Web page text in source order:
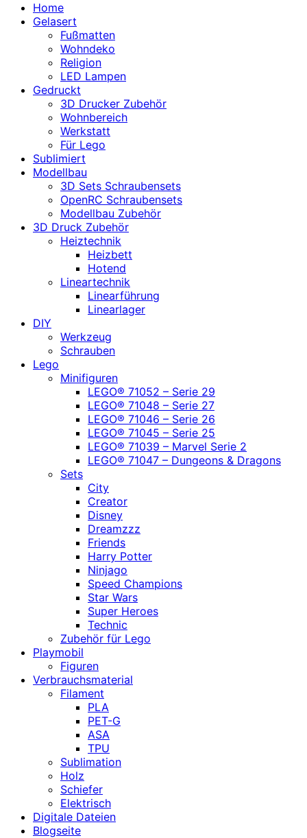
Home
Gelasert
Fußmatten
Wohndeko
Religion
LED Lampen
Gedruckt
3D Drucker Zubehör
Wohnbereich
Werkstatt
Für Lego
Sublimiert
Modellbau
3D Sets Schraubensets
OpenRC Schraubensets
Modellbau Zubehör
3D Druck Zubehör
Heiztechnik
Heizbett
Hotend
Lineartechnik
Linearführung
Linearlager
DIY
Werkzeug
Schrauben
Lego
Minifiguren
LEGO® 71052 – Serie 29
LEGO® 71048 – Serie 27
LEGO® 71046 – Serie 26
LEGO® 71045 – Serie 25
LEGO® 71039 – Marvel Serie 2
LEGO® 71047 – Dungeons & Dragons
Sets
City
Creator
Disney
Dreamzzz
Friends
Harry Potter
Ninjago
Speed Champions
Star Wars
Super Heroes
Technic
Zubehör für Lego
Playmobil
Figuren
Verbrauchsmaterial
Filament
PLA
PET-G
ASA
TPU
Sublimation
Holz
Schiefer
Elektrisch
Digitale Dateien
Blogseite